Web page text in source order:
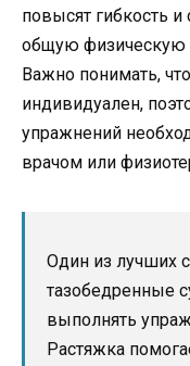
повысят гибкость и
общую физическую
Важно понимать,
индивидуален,
упражнений
врачом или
Один из лучших
тазобедренные
выполнять
Растяжка